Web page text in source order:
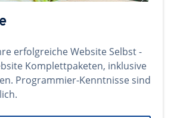
erfolgreiche Website Selbst -
Komplettpaketen, inklusive
Programmier-Kenntnisse sind